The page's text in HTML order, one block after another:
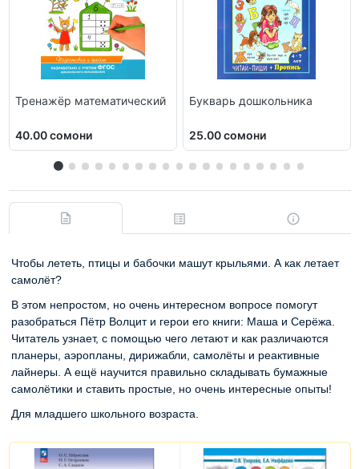
Тренажёр математический
40.00 сомони
Букварь дошкольника
25.00 сомони
Чтобы лететь, птицы и бабочки машут крыльями. А как летает
самолёт?
В этом непростом, но очень интересном вопросе помогут
разобраться Пётр Волцит и герои его книги: Маша и Серёжа.
Читатель узнает, с помощью чего летают и как различаются
планеры, аэропланы, дирижабли, самолёты и реактивные
лайнеры. А ещё научится правильно складывать бумажные
самолётики и ставить простые, но очень интересные опыты!
Для младшего школьного возраста.